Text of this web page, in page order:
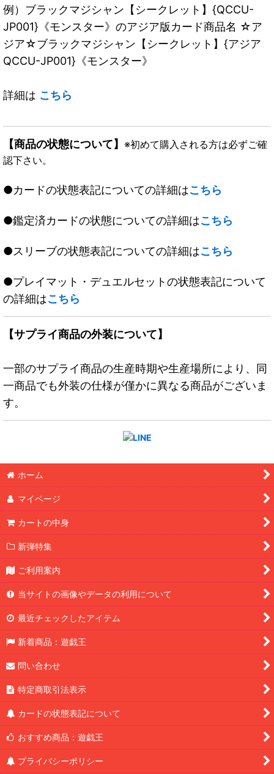
例）ブラックマジシャン【シークレット】{QCCU-
JP001}《モンスター》のアジア版カード商品名 ☆ア
ジア☆ブラックマジシャン【シークレット】{アジア
QCCU-JP001}《モンスター》
詳細は こちら
【商品の状態について】 ※初めて購入される方は必ずご確
認下さい。
●カードの状態表記についての詳細はこちら
●鑑定済カードの状態についての詳細はこちら
●スリーブの状態表記についての詳細はこちら
●プレイマット・デュエルセットの状態表記について
の詳細はこちら
【サプライ商品の外装について】
一部のサプライ商品の生産時期や生産場所により、同
一商品でも外装の仕様が僅かに異なる商品がございま
す。
ホーム
マイページ
カートの中身
新弾特集
ご利用案内
当サイトの画像やデータの利用について
最近チェックしたアイテム
新着商品：遊戯王
問い合わせ
特定商取引法表示
カードの状態表記について
おすすめ商品：遊戯王
プライバシーポリシー